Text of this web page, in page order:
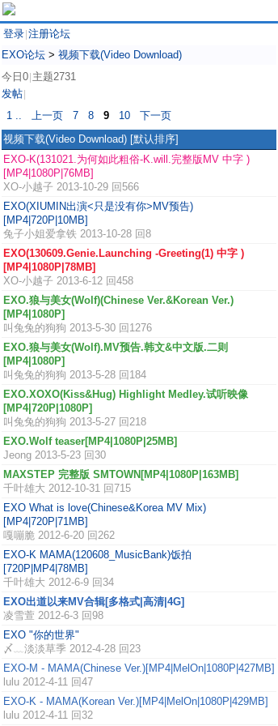
登录 注册论坛
EXO论坛 > 视频下载(Video Download)
今日0 主题2731
发帖
1 .. 上一页 7 8 9 10
下一页
视频下载(Video Download) [默认排序]
EXO-K(131021.为何如此粗俗-K.will.完整版MV 中字 )
[MP4|1080P|76MB]
XO-小越子 2013-10-29 回566
EXO(XIUMIN出演<只是没有你>MV预告)
[MP4|720P|10MB]
兔子小姐爱拿铁 2013-10-28 回8
EXO(130609.Genie.Launching -Greeting(1) 中字 )
[MP4|1080P|78MB]
XO-小越子 2013-6-12 回458
EXO.狼与美女(Wolf)(Chinese Ver.&Korean Ver.)
[MP4|1080P]
叫兔兔的狗狗 2013-5-30 回1276
EXO.狼与美女(Wolf).MV预告.韩文&中文版.二则
[MP4|1080P]
叫兔兔的狗狗 2013-5-28 回184
EXO.XOXO(Kiss&Hug) Highlight Medley.试听映像
[MP4|720P|1080P]
叫兔兔的狗狗 2013-5-27 回218
EXO.Wolf teaser[MP4|1080P|25MB]
Jeong 2013-5-23 回30
MAXSTEP 完整版 SMTOWN[MP4|1080P|163MB]
千叶雄大 2012-10-31 回715
EXO What is love(Chinese&Korea MV Mix)
[MP4|720P|71MB]
嘎嘣脆 2012-6-20 回262
EXO-K MAMA(120608_MusicBank)饭拍
[720P|MP4|78MB]
千叶雄大 2012-6-9 回34
EXO出道以来MV合辑[多格式|高清|4G]
凌雪萱 2012-6-3 回98
EXO "你的世界"
〆﹏淡淡草季 2012-4-28 回23
EXO-M - MAMA(Chinese Ver.)[MP4|MelOn|1080P|427MB]
lulu 2012-4-11 回47
EXO-K - MAMA(Korean Ver.)[MP4|MelOn|1080P|429MB]
lulu 2012-4-11 回32